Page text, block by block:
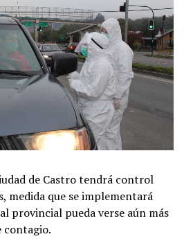
de Castro tendrá control
medida que se implementará
provincial pueda verse aún más
contagio.